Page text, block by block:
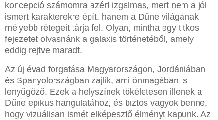
koncepció számomra azért izgalmas, mert nem a jól
ismert karakterekre épít, hanem a Dűne világának
mélyebb rétegeit tárja fel. Olyan, mintha egy titkos
fejezetet olvasnánk a galaxis történetéből, amely
eddig rejtve maradt.
Az új évad forgatása Magyarországon, Jordániában
és Spanyolországban zajlik, ami önmagában is
lenyűgöző. Ezek a helyszínek tökéletesen illenek a
Dűne epikus hangulatához, és biztos vagyok benne,
hogy vizuálisan ismét elképesztő élményt kapunk. Az